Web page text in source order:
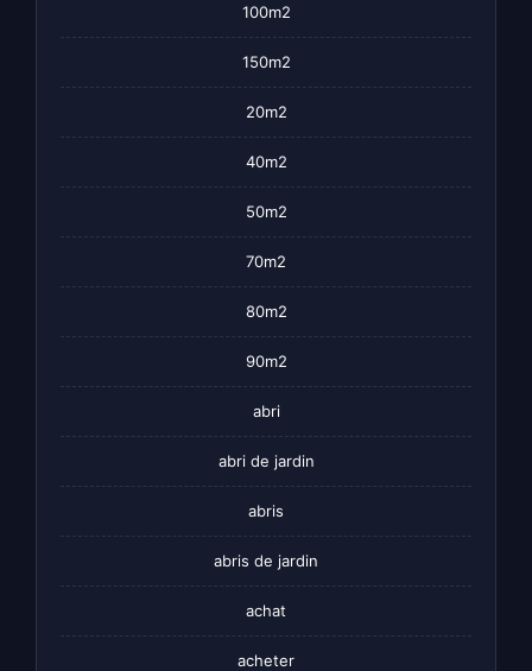
100m2
150m2
20m2
40m2
50m2
70m2
80m2
90m2
abri
abri de jardin
abris
abris de jardin
achat
acheter